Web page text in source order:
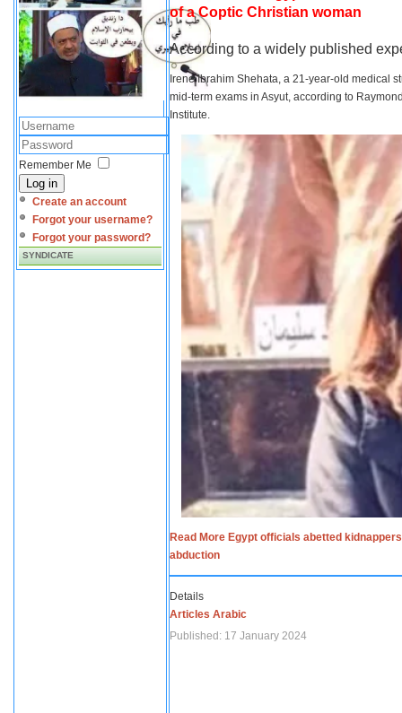
Remember Me
Log in
Create an account
Forgot your username?
Forgot your password?
SYNDICATE
of a Coptic Christian woman
According to a widely published
Irene Ibrahim Shehata, a 21-year-old medical
mid-term exams in Asyut, according to
Institute.
Read More Egypt officials abetted
abduction
Details
Articles Arabic
Published: 17 January 2024